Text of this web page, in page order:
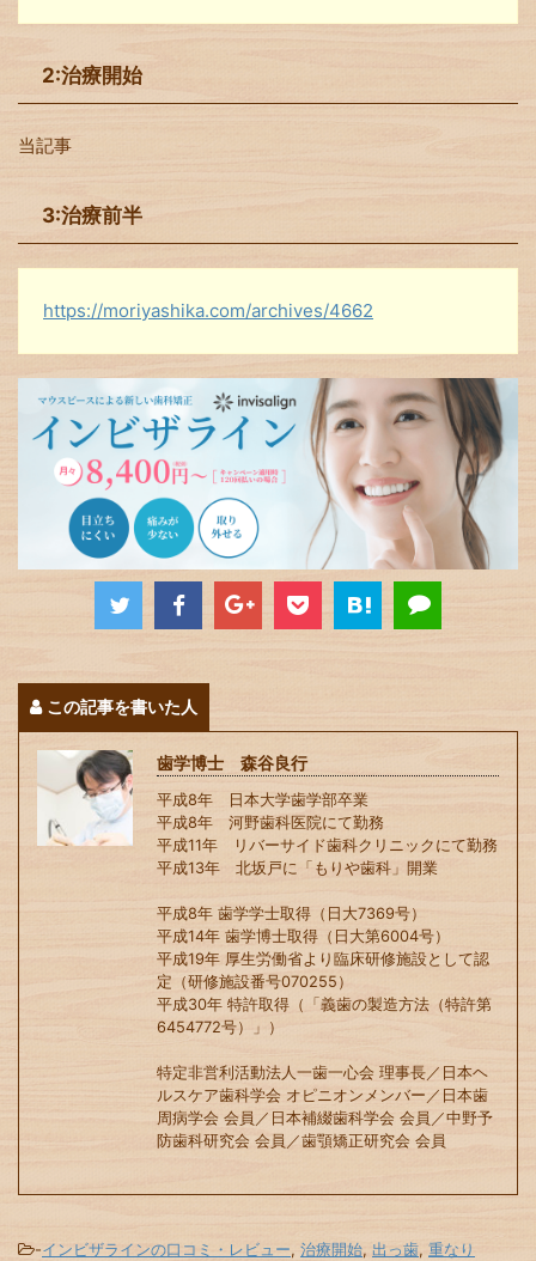
2:治療開始
当記事
3:治療前半
https://moriyashika.com/archives/4662
この記事を書いた人
歯学博士 森谷良行
平成8年 日本大学歯学部卒業
平成8年 河野歯科医院にて勤務
平成11年 リバーサイド歯科クリニックにて勤務
平成13年 北坂戸に「もりや歯科」開業
平成8年 歯学学士取得（日大7369号）
平成14年 歯学博士取得（日大第6004号）
平成19年 厚生労働省より臨床研修施設として認
定（研修施設番号070255）
平成30年 特許取得（「義歯の製造方法（特許第
6454772号）」）
特定非営利活動法人一歯一心会 理事長／日本ヘ
ルスケア歯科学会 オピニオンメンバー／日本歯
周病学会 会員／日本補綴歯科学会 会員／中野予
防歯科研究会 会員／歯顎矯正研究会 会員
-インビザラインの口コミ・レビュー, 治療開始, 出っ歯, 重なり